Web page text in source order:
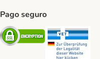
Pago seguro
Security